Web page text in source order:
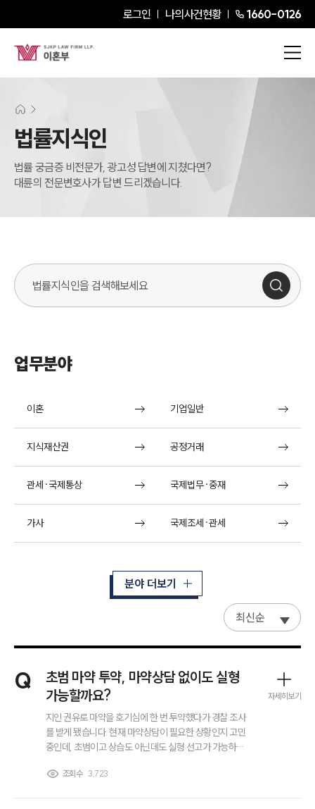
로그인 나의사건현황 1660-0126
법률지식인
법률 궁금증 비전문가, 광고성 답변에 지쳤다면?
대륜의 전문변호사가 답변 드리겠습니다.
법률지식인 검색창
업무분야
이혼 기업일반
지식재산권 공정거래
관세·국제통상 국제법무·중재
가사 국제조세·관세
분야 더보기
최신순
Q
초범 마약 투약, 마약상담 없이도 실형
가능할까요?
지인 권유로 마약을 호기심에 한 번 투약했다가 경찰 조사
를 받게 됐습니다. 현재 마약상담이 필요한 상황인지 고민
중인데, 초범이고 상습도 아닌데도 실형 선고가 가능하다
을 거라 생각하는데도 실형 나올 수 있나요? 실제로 어느
조회수 3,723
자세히보기